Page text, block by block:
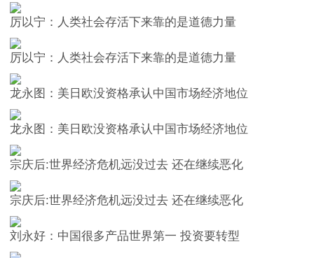
厉以宁：人类社会存活下来靠的是道德力量
厉以宁：人类社会存活下来靠的是道德力量
龙永图：美日欧没资格承认中国市场经济地位
龙永图：美日欧没资格承认中国市场经济地位
宗庆后:世界经济危机远没过去 还在继续恶化
宗庆后:世界经济危机远没过去 还在继续恶化
刘永好：中国很多产品世界第一 投资要转型